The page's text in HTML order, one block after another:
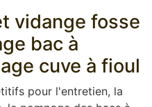
vidange fosse
bac à
cuve à fioul
pour l'entretien, la